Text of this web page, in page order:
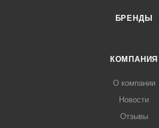
БРЕНДЫ
КОМПАНИЯ
О компании
Новости
Отзывы